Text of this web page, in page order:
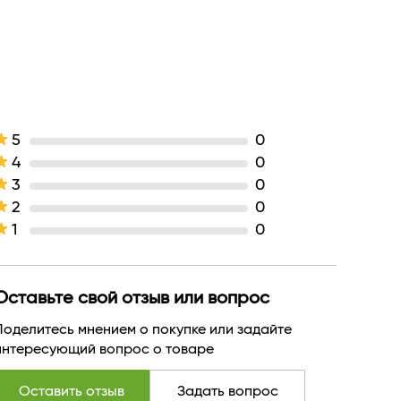
Белор Дизайн
БЕЛАРУСЬ
5
0
4
0
3
0
2
0
1
0
свой отзыв или вопрос
мнением о покупке или задайте
вопрос о товаре
Оставить отзыв Задать вопрос